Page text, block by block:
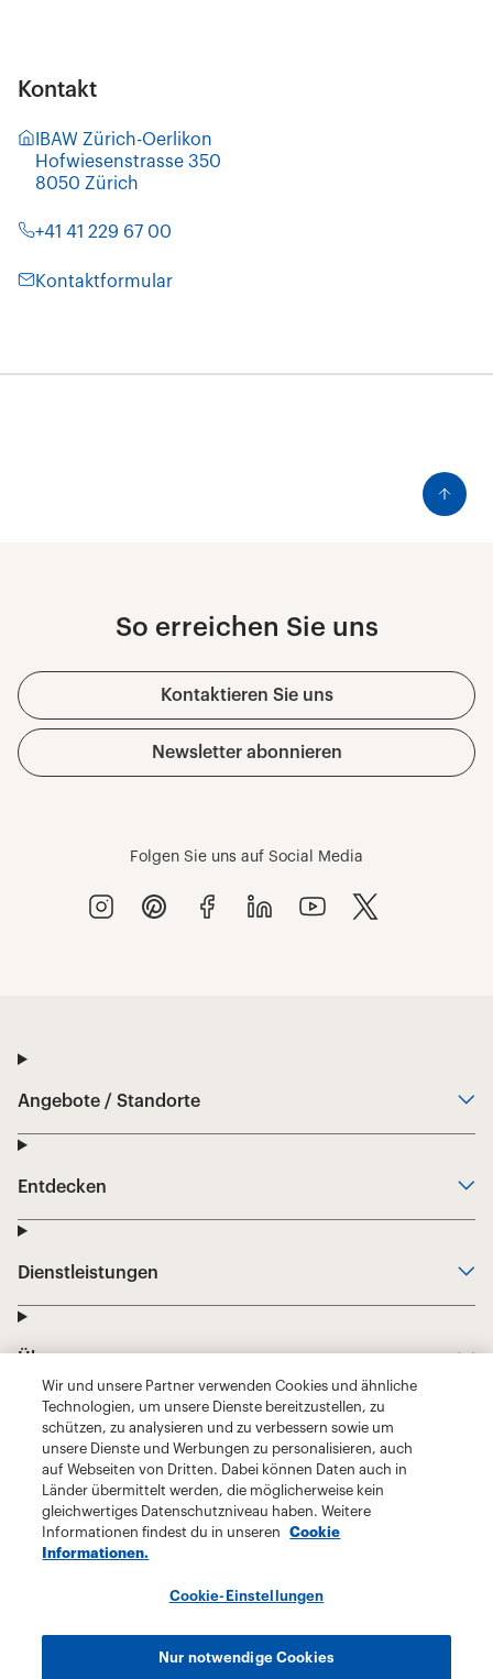
Wir und unsere Partner verwenden Cookies und ähnliche
Technologien, um unsere Dienste bereitzustellen, zu
schützen, zu analysieren und zu verbessern sowie um
unsere Dienste und Werbungen zu personalisieren, auch
auf Webseiten von Dritten. Dabei können Daten auch in
Länder übermittelt werden, die möglicherweise kein
gleichwertiges Datenschutzniveau haben. Weitere
Informationen findest du in unseren
Cookie
Informationen.
Cookie-Einstellungen
Nur notwendige Cookies